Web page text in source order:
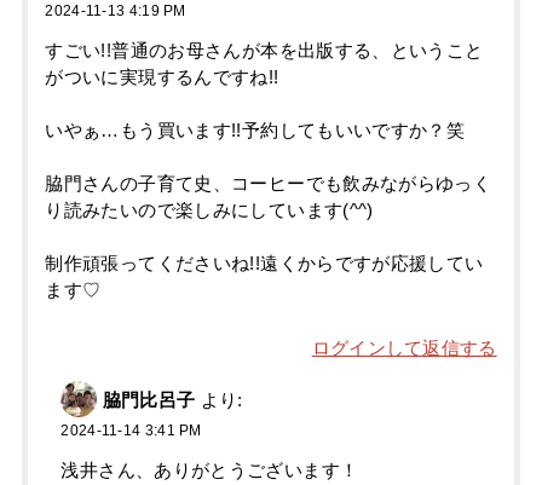
2024-11-13 4:19 PM
すごい!!普通のお母さんが本を出版する、ということ
がついに実現するんですね!!
いやぁ…もう買います!!予約してもいいですか？笑
脇門さんの子育て史、コーヒーでも飲みながらゆっく
り読みたいので楽しみにしています(^^)
制作頑張ってくださいね!!遠くからですが応援してい
ます♡
ログインして返信する
脇門比呂子 より:
2024-11-14 3:41 PM
浅井さん、ありがとうございます！